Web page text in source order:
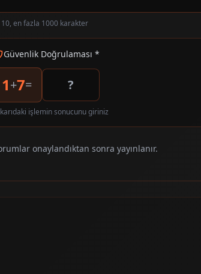
10, en fazla 1000 karakter
Güvenlik Doğrulaması *
1+7=
işlemin sonucunu giriniz
onaylandıktan sonra yayınlanır.